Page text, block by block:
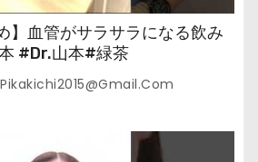
】血管がサラサラになる飲み
#Dr.山本#緑茶
Pikakichi2015@gmail.com